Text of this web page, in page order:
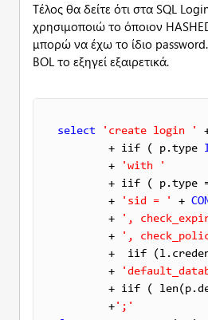
Τέλος θα δείτε ότι στα SQL
χρησιμοποιώ το όποιον
μπορώ να έχω το ίδιο
BOL το εξηγεί εξαιρετικά.
select 'create login '
        + iif ( p.type
        +
'with '
+ iif ( p.type
        +
'sid = ' +
        +
',
        +
',
+  iif
        +
+ iif (
        +
';'